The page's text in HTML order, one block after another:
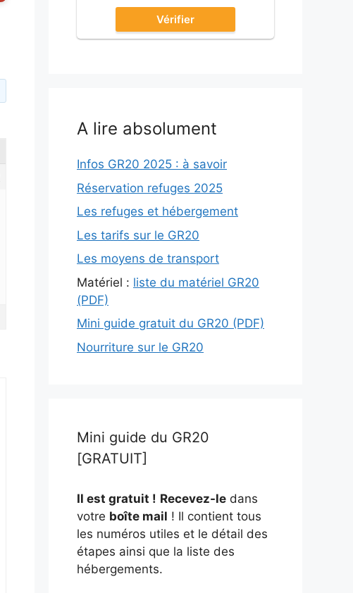
Vérifier
A lire absolument
Infos GR20 2025 : à savoir
Réservation refuges 2025
Les refuges et hébergement
Les tarifs sur le GR20
Les moyens de transport
Matériel : liste du matériel GR20
(PDF)
Mini guide gratuit du GR20 (PDF)
Nourriture sur le GR20
Mini guide du GR20
[GRATUIT]
Il est gratuit ! Recevez-le dans
votre boîte mail ! Il contient tous
les numéros utiles et le détail des
étapes ainsi que la liste des
hébergements.